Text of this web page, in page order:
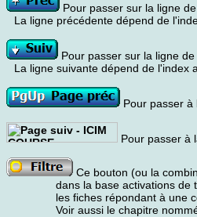
Pour passer sur la ligne
La ligne précédente dépend de
Pour passer sur la ligne
La ligne suivante dépend de l'index
Pour passer à
Pour passer à
Ce bouton (ou la
dans la base activations de
les fiches répondant à une
Voir aussi le chapitre